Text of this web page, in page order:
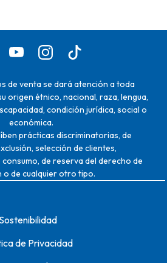
de venta se dará atención a toda
origen étnico, nacional, raza, lengua,
condición jurídica, social o
económica.
prácticas discriminatorias, de
selección de clientes,
de reserva del derecho de
o de cualquier otro tipo.
Sostenibilidad
de Privacidad